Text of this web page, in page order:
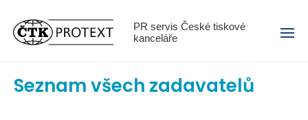
PR servis České tiskové
kanceláře
Menu
Seznam všech zadavatelů